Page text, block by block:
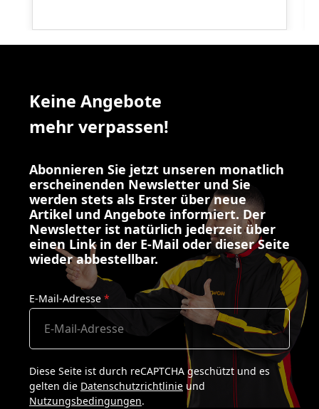
Keine Angebote
mehr verpassen!
Abonnieren Sie jetzt unseren monatlich
erscheinenden Newsletter und Sie
werden stets als Erster über neue
Artikel und Angebote informiert. Der
Newsletter ist natürlich jederzeit über
einen Link in der E-Mail oder dieser Seite
wieder abbestellbar.
E-Mail-Adresse *
Diese Seite ist durch reCAPTCHA geschützt und es
gelten die Datenschutzrichtlinie und
Nutzungsbedingungen.